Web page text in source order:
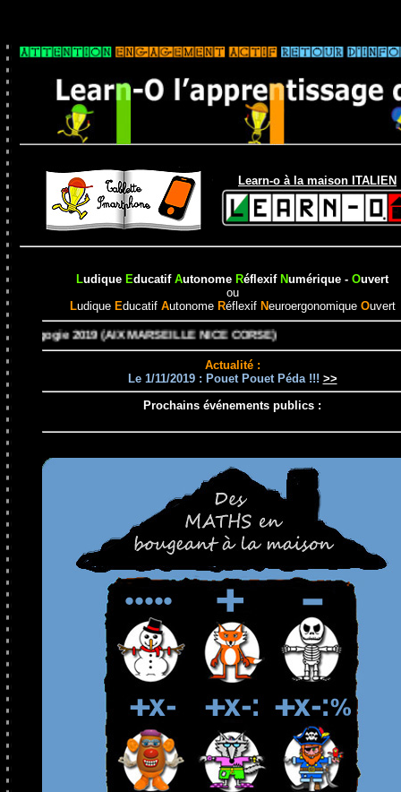
Learn-o à la maison ITALIEN
Ludique Educatif Autonome Réflexif Numérique - Ouvert
ou
Ludique Educatif AutonomeRéflexif Neuroergonomique Ouvert
(AIX MARSEILLE NICE CORSE)
Actualité :
Le 1/11/2019 : Pouet Pouet Péda !!! >>
Prochains événements publics :